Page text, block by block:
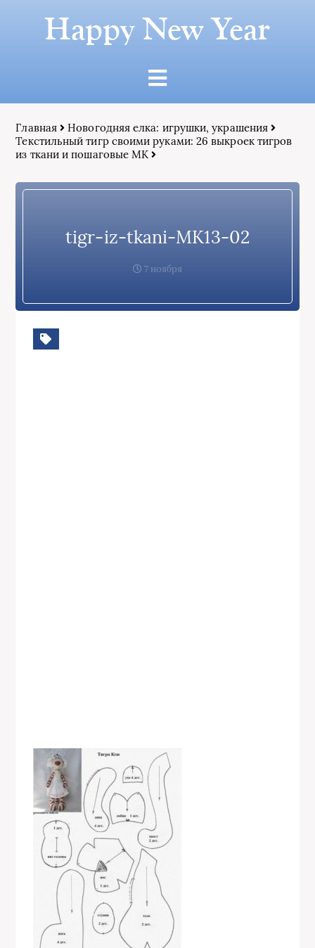
Happy New Year
Главная
Новогодняя елка: игрушки, украшения
Текстильный тигр своими руками: 26 выкроек тигров
из ткани и пошаговые МК
tigr-iz-tkani-MK13-02
7 ноября